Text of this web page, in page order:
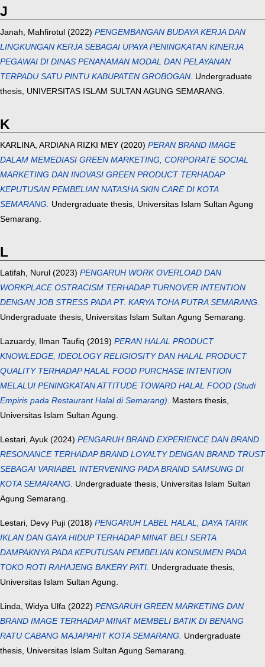
J
Janah, Mahfirotul (2022) PENGEMBANGAN BUDAYA KERJA DAN
LINGKUNGAN KERJA SEBAGAI UPAYA PENINGKATAN KINERJA
PEGAWAI DI DINAS PENANAMAN MODAL DAN PELAYANAN
TERPADU SATU PINTU KABUPATEN GROBOGAN. Undergraduate
thesis, UNIVERSITAS ISLAM SULTAN AGUNG SEMARANG.
K
KARLINA, ARDIANA RIZKI MEY (2020) PERAN BRAND IMAGE
DALAM MEMEDIASI GREEN MARKETING, CORPORATE SOCIAL
MARKETING DAN INOVASI GREEN PRODUCT TERHADAP
KEPUTUSAN PEMBELIAN NATASHA SKIN CARE DI KOTA
SEMARANG. Undergraduate thesis, Universitas Islam Sultan Agung
Semarang.
L
Latifah, Nurul (2023) PENGARUH WORK OVERLOAD DAN
WORKPLACE OSTRACISM TERHADAP TURNOVER INTENTION
DENGAN JOB STRESS PADA PT. KARYA TOHA PUTRA SEMARANG.
Undergraduate thesis, Universitas Islam Sultan Agung Semarang.
Lazuardy, Ilman Taufiq (2019) PERAN HALAL PRODUCT
KNOWLEDGE, IDEOLOGY RELIGIOSITY DAN HALAL PRODUCT
QUALITY TERHADAP HALAL FOOD PURCHASE INTENTION
MELALUI PENINGKATAN ATTITUDE TOWARD HALAL FOOD (Studi
Empiris pada Restaurant Halal di Semarang). Masters thesis,
Universitas Islam Sultan Agung.
Lestari, Ayuk (2024) PENGARUH BRAND EXPERIENCE DAN BRAND
RESONANCE TERHADAP BRAND LOYALTY DENGAN BRAND TRUST
SEBAGAI VARIABEL INTERVENING PADA BRAND SAMSUNG DI
KOTA SEMARANG. Undergraduate thesis, Universitas Islam Sultan
Agung Semarang.
Lestari, Devy Puji (2018) PENGARUH LABEL HALAL, DAYA TARIK
IKLAN DAN GAYA HIDUP TERHADAP MINAT BELI SERTA
DAMPAKNYA PADA KEPUTUSAN PEMBELIAN KONSUMEN PADA
TOKO ROTI RAHAJENG BAKERY PATI. Undergraduate thesis,
Universitas Islam Sultan Agung.
Linda, Widya Ulfa (2022) PENGARUH GREEN MARKETING DAN
BRAND IMAGE TERHADAP MINAT MEMBELI BATIK DI BENANG
RATU CABANG MAJAPAHIT KOTA SEMARANG. Undergraduate
thesis, Universitas Islam Sultan Agung Semarang.